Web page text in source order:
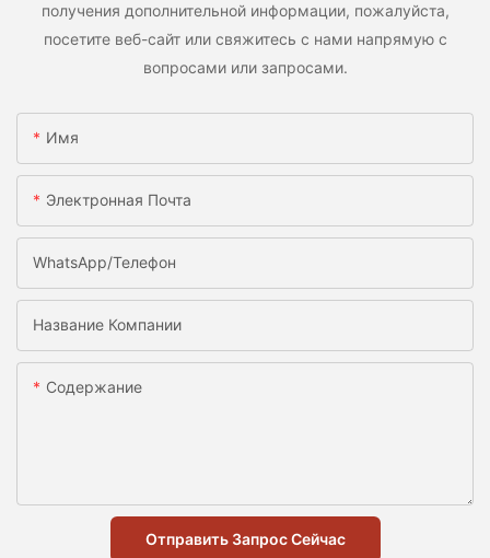
получения дополнительной информации, пожалуйста,
посетите веб-сайт или свяжитесь с нами напрямую с
вопросами или запросами.
Имя
Электронная Почта
WhatsApp/телефон
Название Компании
Содержание
Отправить Запрос Сейчас